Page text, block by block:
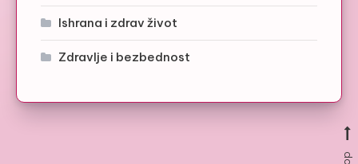
Ishrana i zdrav život
Zdravlje i bezbednost